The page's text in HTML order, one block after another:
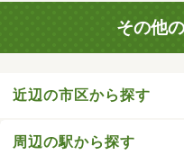
その他
近辺の市区から探す
周辺の駅から探す